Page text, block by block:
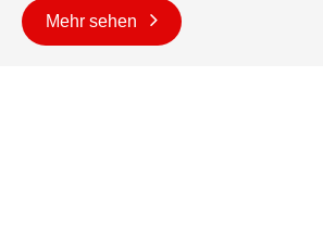
Mehr sehen